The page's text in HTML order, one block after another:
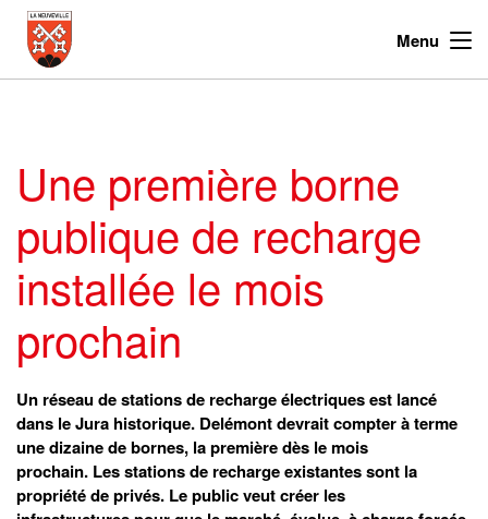
Menu
Une première borne
publique de recharge
installée le mois
prochain
Un réseau de stations de recharge électriques est lancé
dans le Jura historique. Delémont devrait compter à terme
une dizaine de bornes, la première dès le mois
prochain. Les stations de recharge existantes sont la
propriété de privés. Le public veut créer les